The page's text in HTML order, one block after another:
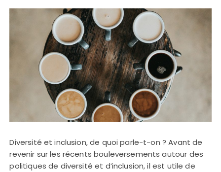
Diversité et inclusion, de quoi parle-t-on ? Avant de
revenir sur les récents bouleversements autour des
politiques de diversité et d’inclusion, il est utile de